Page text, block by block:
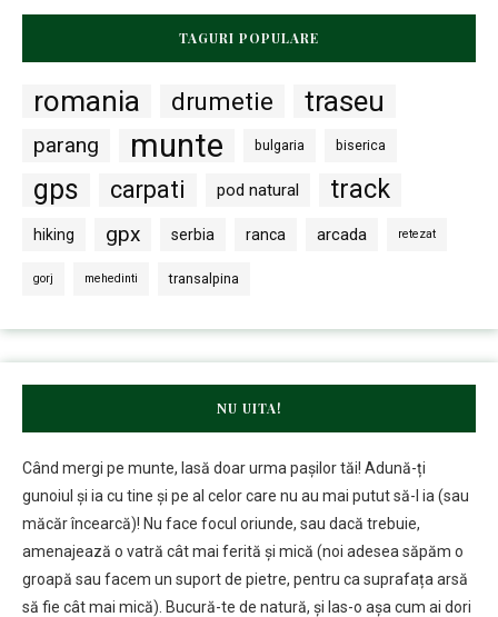
TAGURI POPULARE
romania drumetie traseu
parang munte bulgaria biserica
gps carpati pod natural track
hiking gpx serbia ranca arcada retezat
gorj mehedinti transalpina
NU UITA!
Când mergi pe munte, lasă doar urma pașilor tăi! Adună-ți
gunoiul și ia cu tine și pe al celor care nu au mai putut să-l ia (sau
măcăr încearcă)! Nu face focul oriunde, sau dacă trebuie,
amenajează o vatră cât mai ferită și mică (noi adesea săpăm o
groapă sau facem un suport de pietre, pentru ca suprafața arsă
să fie cât mai mică). Bucură-te de natură, și las-o așa cum ai dori